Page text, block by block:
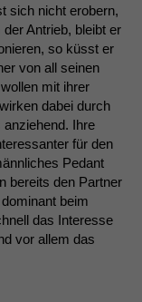
sich nicht erobern,
Antrieb, bleibt er
so küsst er
von all seinen
mit ihrer
dabei durch
anziehend. Ihre
für den
Pedant
bereits den Partner
beim
das Interesse
vor allem das